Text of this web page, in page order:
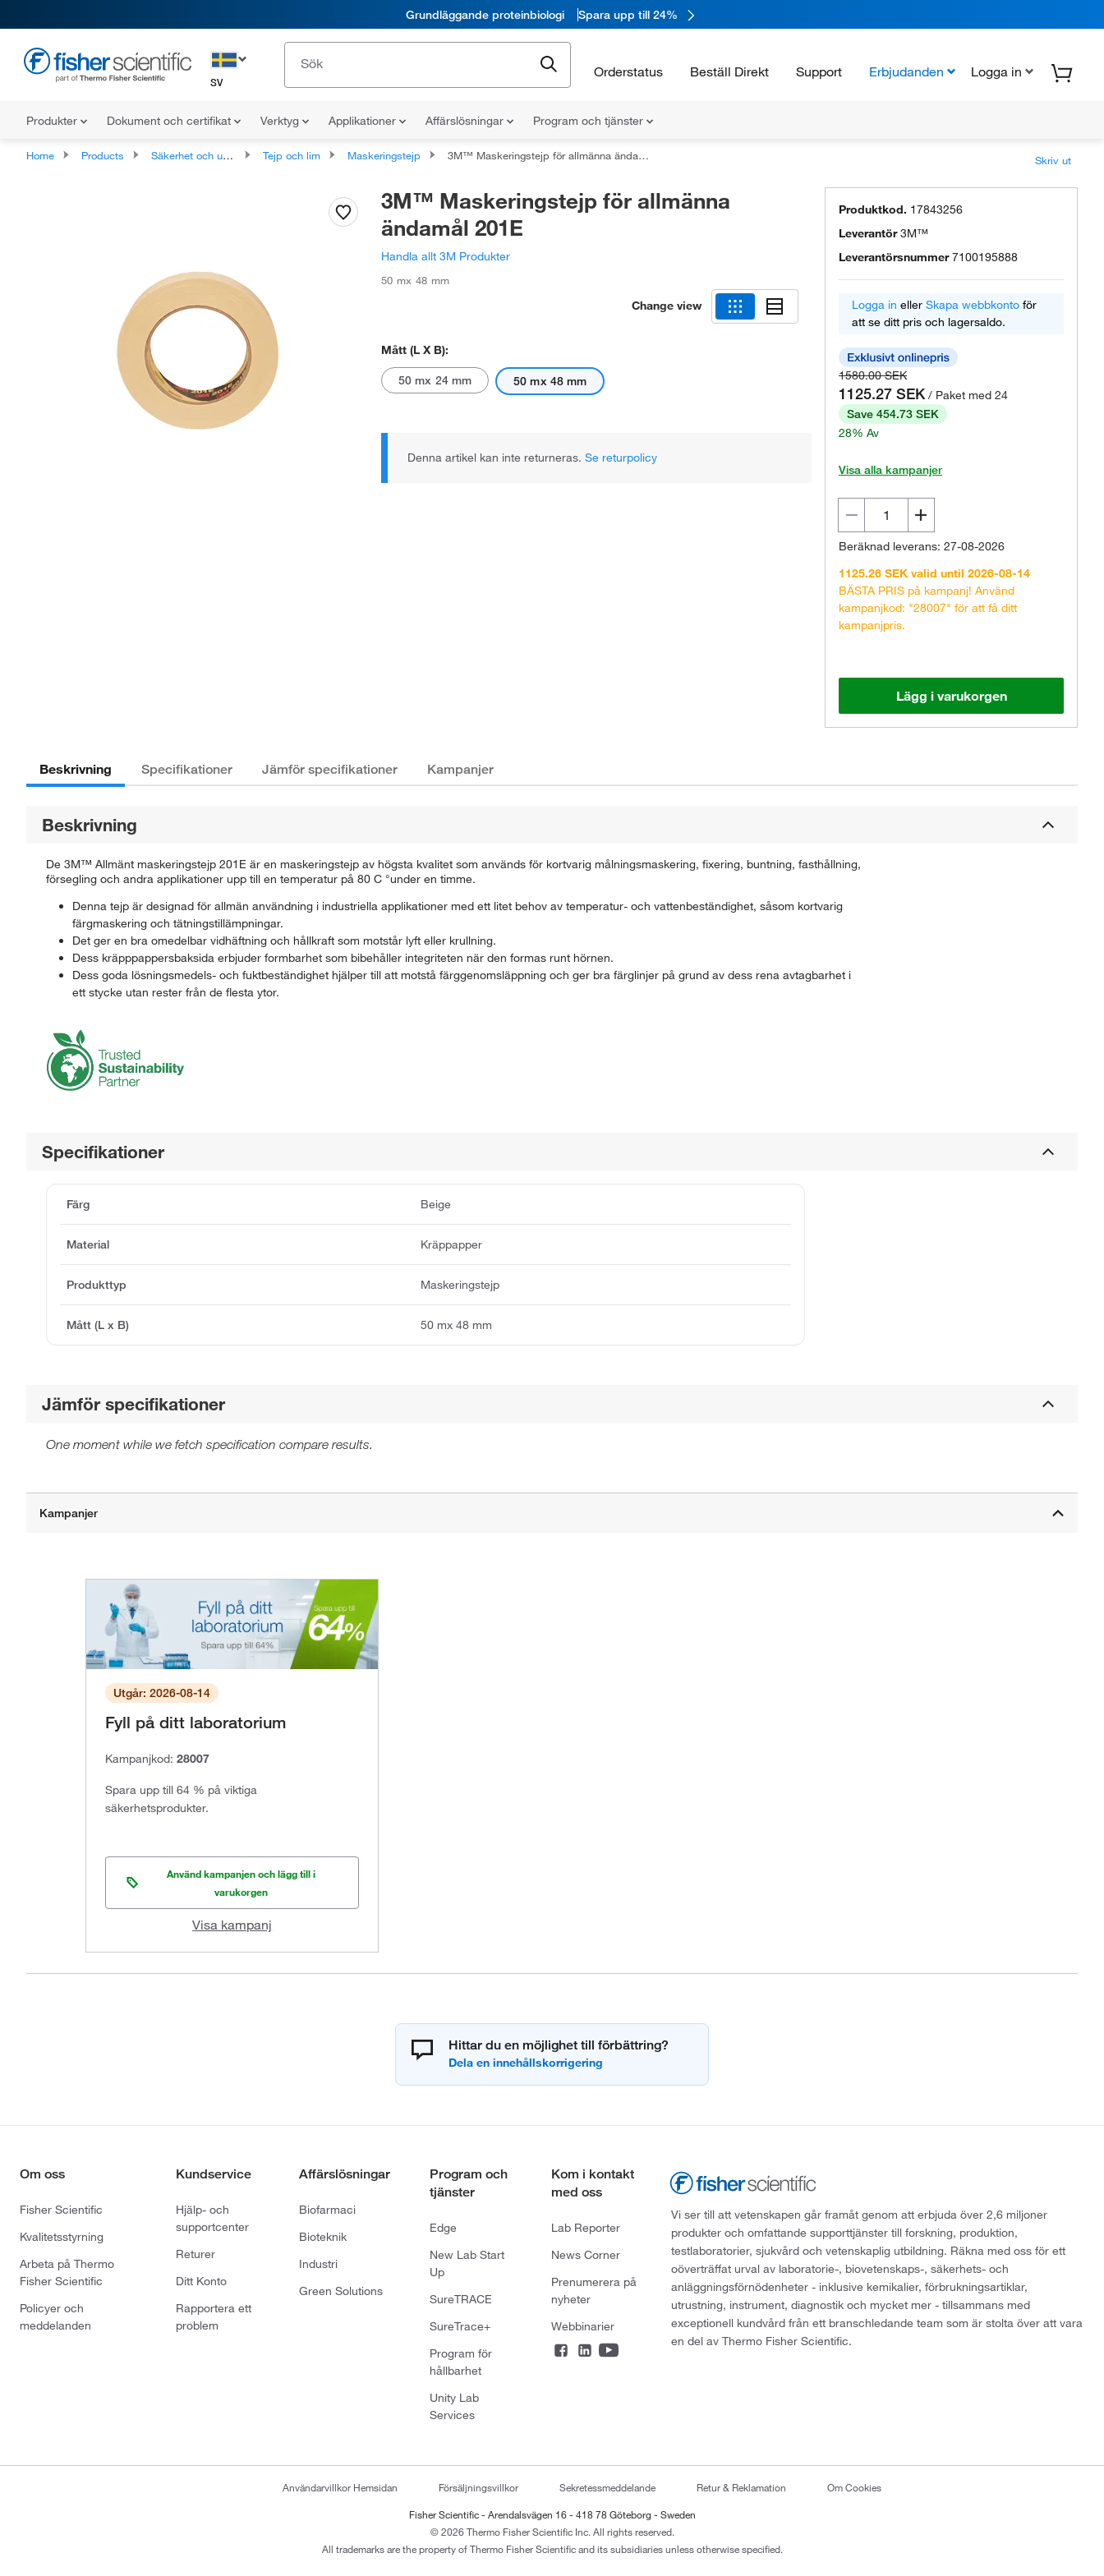
Grundläggande proteinbiologi Spara upp till 24%
SV
Orderstatus Beställ Direkt Support Erbjudanden Logga in
Produkter Dokument och certifikat Verktyg Applikationer Affärslösningar Program och tjänster
Home Products Säkerhet och underhåll av anläggningen Tejp och lim Maskeringstejp 3M™ Maskeringstejp för allmänna ändamål 201E Skriv ut
3M™ Maskeringstejp för allmänna
ändamål 201E
Handla allt 3M Produkter
50 mx 48 mm
Change view
Mått (L X B):
50 mx 24 mm 50 mx 48 mm
Denna artikel kan inte returneras. Se returpolicy
Produktkod. 17843256
Leverantör3M™
Leverantörsnummer 7100195888
Logga in eller Skapa webbkonto för
att se ditt pris och lagersaldo.
1580.00 SEK
1125.27 SEK / Paket med 24
Save 454.73 SEK
28% Av
Visa alla kampanjer
Beräknad leverans: 27-08-2026
1125.26 SEK valid until 2026-08-14
BÄSTA PRIS på kampanj! Använd
kampanjkod: "28007" för att få ditt
kampanjpris.
Lägg i varukorgen
Beskrivning Specifikationer Jämför specifikationer Kampanjer
Beskrivning
De 3M™ Allmänt maskeringstejp 201E är en maskeringstejp av högsta kvalitet som används för kortvarig målningsmaskering, fixering, buntning, fasthållning,
försegling och andra applikationer upp till en temperatur på 80 C °under en timme.
Denna tejp är designad för allmän användning i industriella applikationer med ett litet behov av temperatur- och vattenbeständighet, såsom kortvarig
färgmaskering och tätningstillämpningar.
Det ger en bra omedelbar vidhäftning och hållkraft som motstår lyft eller krullning.
Dess kräpppappersbaksida erbjuder formbarhet som bibehåller integriteten när den formas runt hörnen.
Dess goda lösningsmedels- och fuktbeständighet hjälper till att motstå färggenomsläppning och ger bra färglinjer på grund av dess rena avtagbarhet i
ett stycke utan rester från de flesta ytor.
Specifikationer
Färg Beige
Material Kräppapper
Produkttyp Maskeringstejp
Mått (L x B) 50 mx 48 mm
Jämför specifikationer
One moment while we fetch specification compare results.
Utgår: 2026-08-14
Fyll på ditt laboratorium
Kampanjkod: 28007
Spara upp till 64 % på viktiga
säkerhetsprodukter.
Använd kampanjen och lägg till i
varukorgen
Visa kampanj
Hittar du en möjlighet till förbättring?
Om oss
Fisher Scientific
Kvalitetsstyrning
Arbeta på Thermo
Fisher Scientific
Policyer och
meddelanden
Kundservice
Hjälp- och
supportcenter
Returer
Ditt Konto
Rapportera ett
problem
Affärslösningar
Biofarmaci
Bioteknik
Industri
Green Solutions
Program och
tjänster
Edge
New Lab Start
Up
SureTRACE
SureTrace+
Program för
hållbarhet
Unity Lab
Services
Kom i kontakt
med oss
Lab Reporter
News Corner
Prenumerera på
nyheter
Webbinarier
Vi ser till att vetenskapen går framåt genom att erbjuda över 2,6 miljoner
produkter och omfattande supporttjänster till forskning, produktion,
testlaboratorier, sjukvård och vetenskaplig utbildning. Räkna med oss för ett
oöverträffat urval av laboratorie-, biovetenskaps-, säkerhets- och
anläggningsförnödenheter - inklusive kemikalier, förbrukningsartiklar,
utrustning, instrument, diagnostik och mycket mer - tillsammans med
exceptionell kundvård från ett branschledande team som är stolta över att vara
en del av Thermo Fisher Scientific.
Användarvillkor Hemsidan Försäljningsvillkor Sekretessmeddelande Retur & Reklamation Om Cookies
Fisher Scientific - Arendalsvägen 16 - 418 78 Göteborg - Sweden
© 2026 Thermo Fisher Scientific Inc. All rights reserved.
All trademarks are the property of Thermo Fisher Scientific and its subsidiaries unless otherwise specified.